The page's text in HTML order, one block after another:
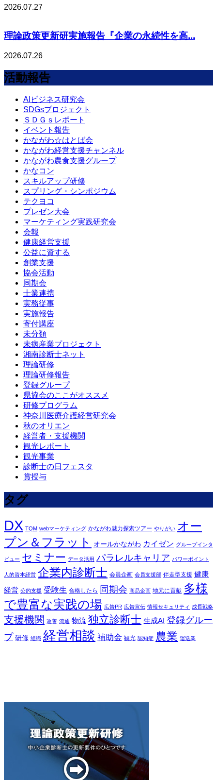
2026.07.27
理論政策更新研実施報告『企業の永続性を高...
2026.07.26
活動報告
AIビジネス研究会
SDGsプロジェクト
ＳＤＧｓレポート
イベント報告
かながわ☆はとば会
かながわ経営支援チャンネル
かながわ農食支援グループ
かなコン
スキルアップ研修
スプリング・シンポジウム
テクヨコ
プレゼン大会
マーケティング実践研究会
会報
健康経営支援
公益に資する
創業支援
協会活動
同期会
士業連携
実務従事
実施報告
寄付講座
未分類
未病産業プロジェクト
湘南診断士ネット
理論研修
理論研修報告
登録グループ
県協会のここがオススメ
研修プログラム
神奈川医療介護経営研究会
秋のオリエン
経営者・支援機関
観光レポート
観光事業
診断士の日フェスタ
賞授与
タグ
DX TQM webマーケティング かながわ魅力探索ツアー やりがい オー
プン＆フラット
オールかながわ カイゼン グループインタ
ビュー セミナー データ活用 パラレルキャリア パワーポイント
人的資本経営 企業内診断士 会員企画 会員支援部 伴走型支援 健康
経営 公的支援 受験生 合格したら 同期会 商品企画 地元に貢献 多様
で豊富な実践の場 広告PR 広告宣伝 情報セキュリティ 成長戦略
支援機関 改善 流通 物流 独立診断士 生成AI 登録グルー
プ 研修 組織 経営相談 補助金 観光 認知症 農業 運送業